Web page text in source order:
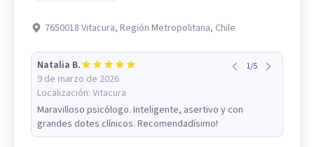
7650018 Vitacura, Región Metropolitana, Chile
Natalia B.
9 de marzo de 2026
Localización: Vitacura
1/5
Maravilloso psicólogo. Inteligente, asertivo y con
grandes dotes clínicos. Recomendadísimo!